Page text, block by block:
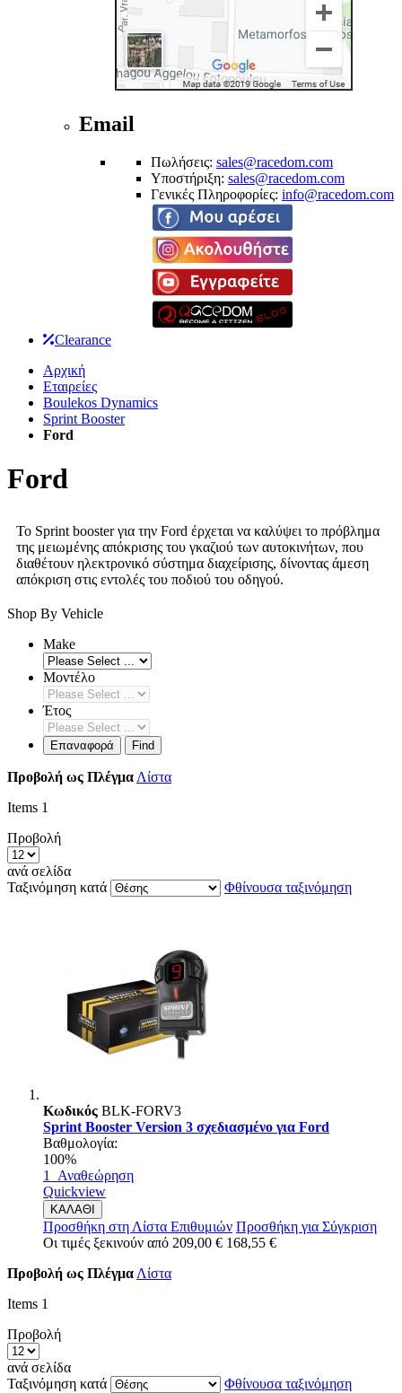
Email
Πωλήσεις: sales@racedom.com
Υποστήριξη: sales@racedom.com
Γενικές Πληροφορίες: info@racedom.com
Clearance
Αρχική
Εταιρείες
Boulekos Dynamics
Sprint Booster
Ford
Ford
Το Sprint booster για την Ford έρχεται να καλύψει το πρόβλημα
της μειωμένης απόκρισης του γκαζιού των αυτοκινήτων, που
διαθέτουν ηλεκτρονικό σύστημα διαχείρισης, δίνοντας άμεση
απόκριση στις εντολές του ποδιού του οδηγού.
Shop By Vehicle
Make
Μοντέλο
Έτος
Επαναφορά Find
Προβολή ως ΠλέγμαΛίστα
Items 1
Προβολή
ανά σελίδα
Ταξινόμηση κατά
Φθίνουσα ταξινόμηση
Κωδικός BLK-FORV3
Sprint Booster Version 3 σχεδιασμένο για Ford
Βαθμολογία:
100%
1 Αναθεώρηση
Quickview
ΚΑΛΑΘΙ
Προσθήκη στη Λίστα Επιθυμιών Προσθήκη για Σύγκριση
Οι τιμές ξεκινούν από 209,00 € 168,55 €
Προβολή ως ΠλέγμαΛίστα
Items 1
Προβολή
ανά σελίδα
Ταξινόμηση κατά
Φθίνουσα ταξινόμηση